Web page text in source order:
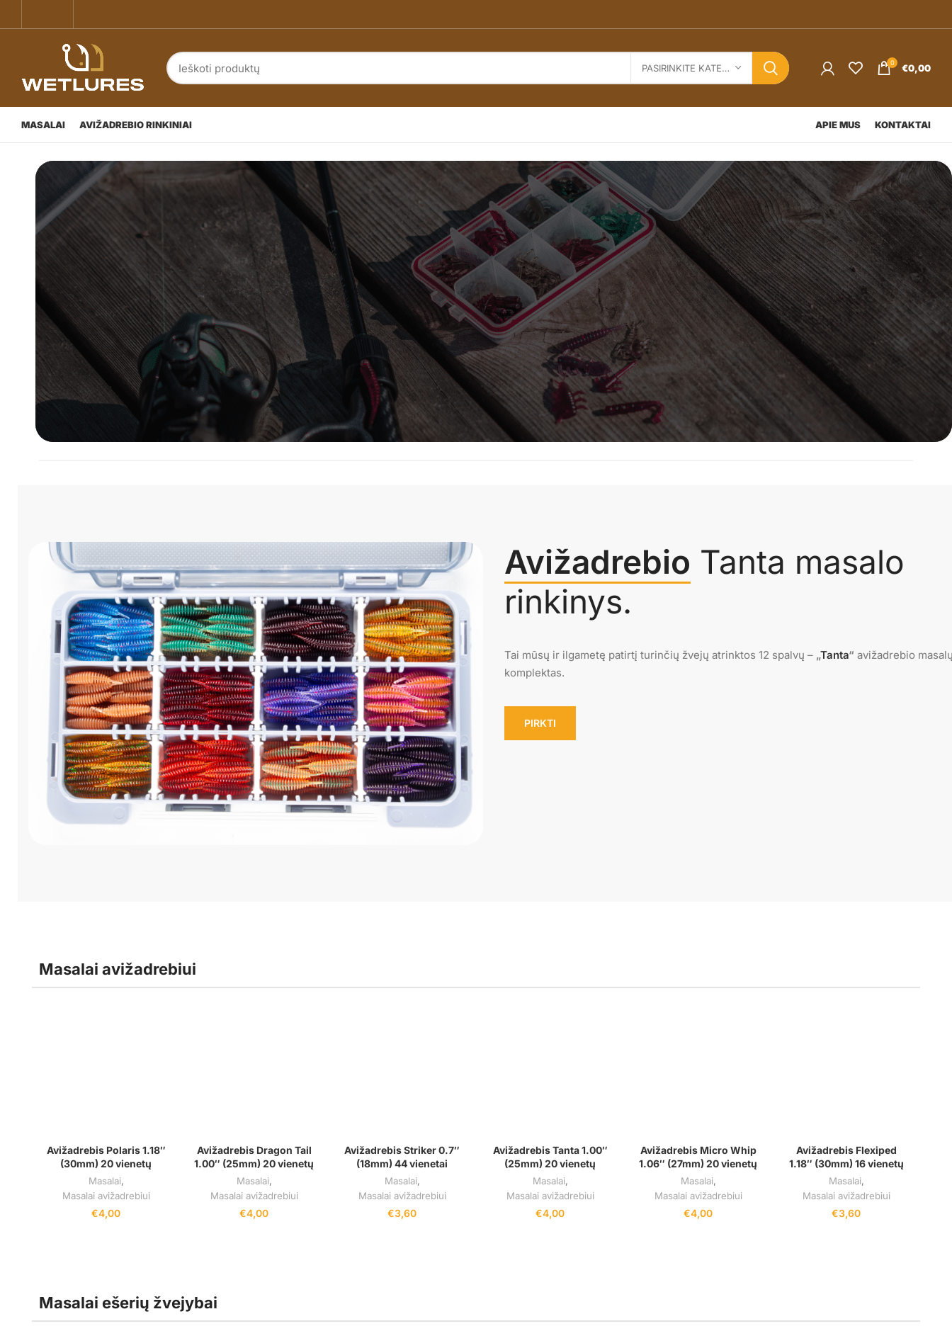
PASIRINKITE KATEGORIJĄ 0 €0,00
MASALAI AVIŽADREBIO RINKINIAI APIE MUS KONTAKTAI
Avižadrebis ir ešerių
žvejyba. Wetlures.eu
masalai - pagaminta
Lietuvoje!
VISOS PREKĖS APIE MUS
Avižadrebio Tanta masalo
rinkinys.
Tai mūsų ir ilgametę patirtį turinčių žvejų atrinktos 12 spalvų – „Tanta“ avižadrebio
komplektas.
PIRKTI
Masalai avižadrebiui
Avižadrebis Polaris 1.18″
(30mm) 20 vienetų
Masalai,
Masalai avižadrebiui
€4,00
Avižadrebis Dragon Tail
1.00″ (25mm) 20 vienetų
Masalai,
Masalai avižadrebiui
€4,00
Avižadrebis Striker 0.7″
(18mm) 44 vienetai
Masalai,
Masalai avižadrebiui
€3,60
Avižadrebis Tanta 1.00″
(25mm) 20 vienetų
Masalai,
Masalai avižadrebiui
€4,00
Avižadrebis Micro Whip
1.06″ (27mm) 20 vienetų
Masalai,
Masalai avižadrebiui
€4,00
Avižadrebis Flexiped
1.18″ (30mm) 16 vienetų
Masalai,
Masalai avižadrebiui
€3,60
Masalai ešerių žvejybai